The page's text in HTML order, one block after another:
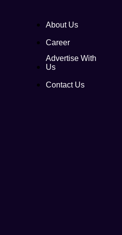
About Us
Career
Advertise With
Us
Contact Us